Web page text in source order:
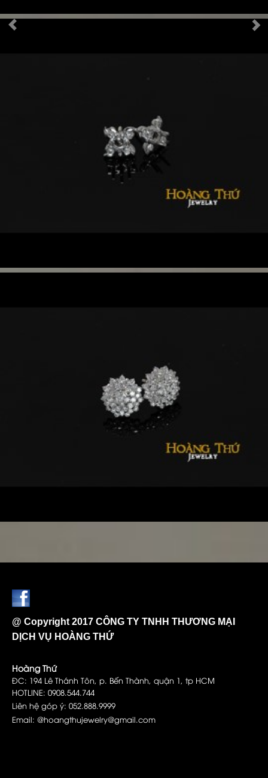
@ Copyright 2017 CÔNG TY TNHH THƯƠNG MẠI
DỊCH VỤ HOÀNG THỨ
Hoàng Thứ
ĐC: 194 Lê Thánh Tôn, p. Bến Thành, quận 1, tp HCM
HOTLINE: 0908.544.744
Liên hệ góp ý: 052.888.9999
Email: @hoangthujewelry@gmail.com